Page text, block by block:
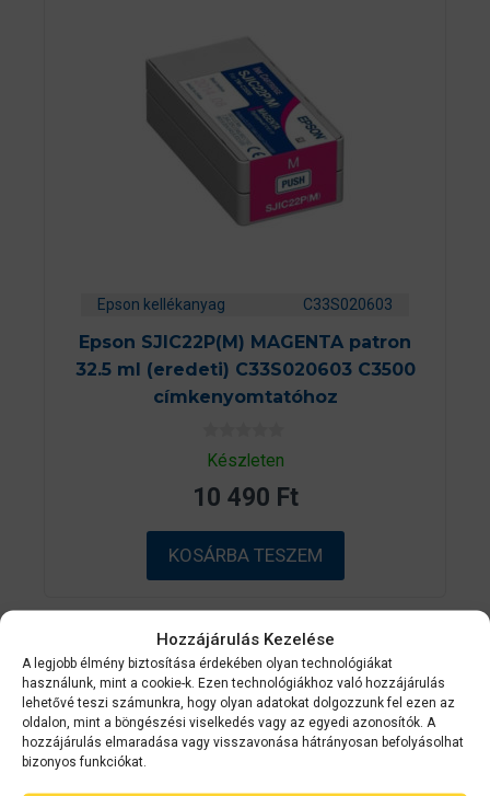
Hozzájárulás Kezelése
A legjobb élmény biztosítása érdekében olyan technológiákat
használunk, mint a cookie-k. Ezen technológiákhoz való hozzájárulás
lehetővé teszi számunkra, hogy olyan adatokat dolgozzunk fel ezen az
oldalon, mint a böngészési viselkedés vagy az egyedi azonosítók. A
hozzájárulás elmaradása vagy visszavonása hátrányosan befolyásolhat
bizonyos funkciókat.
Epson kellékanyag C33S020603
Epson SJIC22P(M) MAGENTA patron
32.5 ml (eredeti) C33S020603 C3500
címkenyomtatóhoz
0
a
5
b
ő
l
Készleten
10 490 Ft
KOSÁRBA TESZEM
BELÜL